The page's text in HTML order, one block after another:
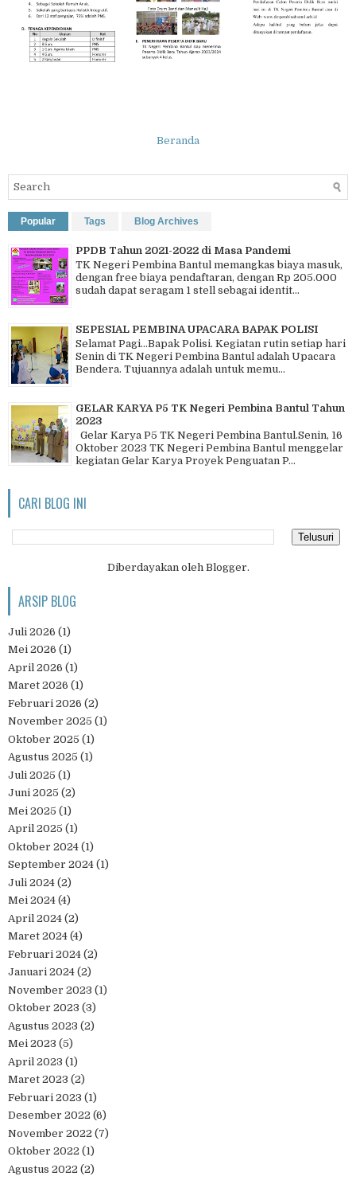
Beranda
Popular Tags Blog Archives
PPDB Tahun 2021-2022 di Masa Pandemi
TK Negeri Pembina Bantul memangkas biaya masuk,
dengan free biaya pendaftaran, dengan Rp 205.000
sudah dapat seragam 1 stell sebagai identit...
SEPESIAL PEMBINA UPACARA BAPAK POLISI
Selamat Pagi…Bapak Polisi. Kegiatan rutin setiap hari
Senin di TK Negeri Pembina Bantul adalah Upacara
Bendera. Tujuannya adalah untuk memu...
GELAR KARYA P5 TK Negeri Pembina Bantul Tahun
2023
Gelar Karya P5 TK Negeri Pembina Bantul.Senin, 16
Oktober 2023 TK Negeri Pembina Bantul menggelar
kegiatan Gelar Karya Proyek Penguatan P...
CARI BLOG INI
Diberdayakan oleh Blogger.
ARSIP BLOG
Juli 2026 (1)
Mei 2026 (1)
April 2026 (1)
Maret 2026 (1)
Februari 2026 (2)
November 2025 (1)
Oktober 2025 (1)
Agustus 2025 (1)
Juli 2025 (1)
Juni 2025 (2)
Mei 2025 (1)
April 2025 (1)
Oktober 2024 (1)
September 2024 (1)
Juli 2024 (2)
Mei 2024 (4)
April 2024 (2)
Maret 2024 (4)
Februari 2024 (2)
Januari 2024 (2)
November 2023 (1)
Oktober 2023 (3)
Agustus 2023 (2)
Mei 2023 (5)
April 2023 (1)
Maret 2023 (2)
Februari 2023 (1)
Desember 2022 (6)
November 2022 (7)
Oktober 2022 (1)
Agustus 2022 (2)